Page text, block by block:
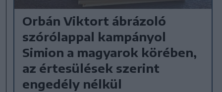
Orbán Viktort ábrázoló
szórólappal kampányol
Simion a magyarok körében,
az értesülések szerint
engedély nélkül